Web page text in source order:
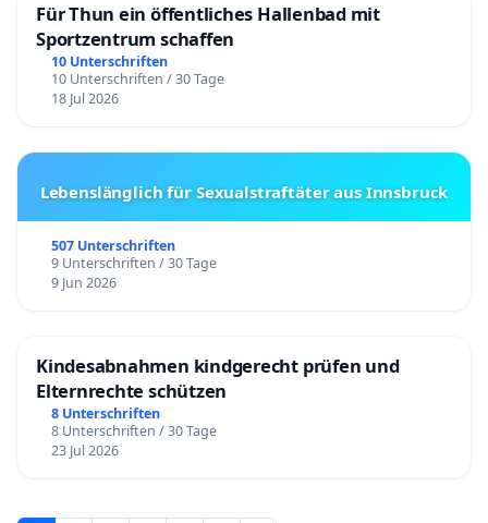
Für Thun ein öffentliches Hallenbad mit
Sportzentrum schaffen
10 Unterschriften
10 Unterschriften / 30 Tage
18 Jul 2026
Lebenslänglich für Sexualstraftäter aus Innsbruck
507 Unterschriften
9 Unterschriften / 30 Tage
9 Jun 2026
Kindesabnahmen kindgerecht prüfen und
Elternrechte schützen
8 Unterschriften
8 Unterschriften / 30 Tage
23 Jul 2026